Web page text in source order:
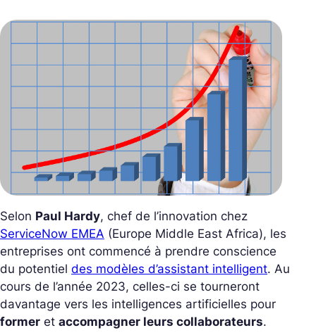
Selon Paul Hardy, chef de l’innovation chez
ServiceNow EMEA (Europe Middle East Africa), les
entreprises ont commencé à prendre conscience
du potentiel des modèles d’assistant intelligent. Au
cours de l’année 2023, celles-ci se tourneront
davantage vers les intelligences artificielles pour
former et accompagner leurs collaborateurs.